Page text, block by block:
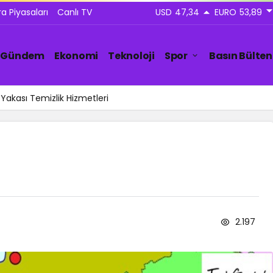
Piyasaları Canlı TV USD 47,34 EURO 53,89
Gündem Ekonomi Teknoloji Spor Basın
Temizlik Hizmetleri
2.197